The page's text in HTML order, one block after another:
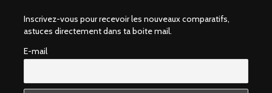
Inscrivez-vous pour recevoir les nouveaux comparatifs,
astuces directement dans ta boite mail.
E-mail